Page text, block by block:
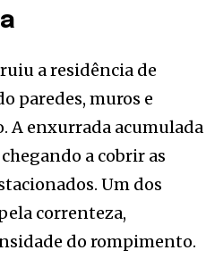
a residência de
paredes, muros e
A enxurrada acumulada
a cobrir as
Um dos
correnteza,
do rompimento.